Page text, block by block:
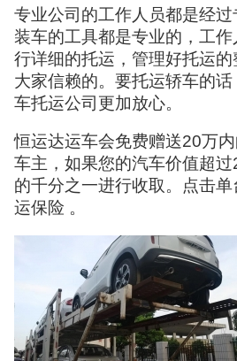
专业公司的工作人员都是经
装车的工具都是专业的，工
行详细的托运，管理好托运
大家信赖的。要托运轿车的
车托运公司更加放心。
恒运达运车会免费赠送20万
车主，如果您的汽车价值超
的千分之一进行收取。点击
运保险 。